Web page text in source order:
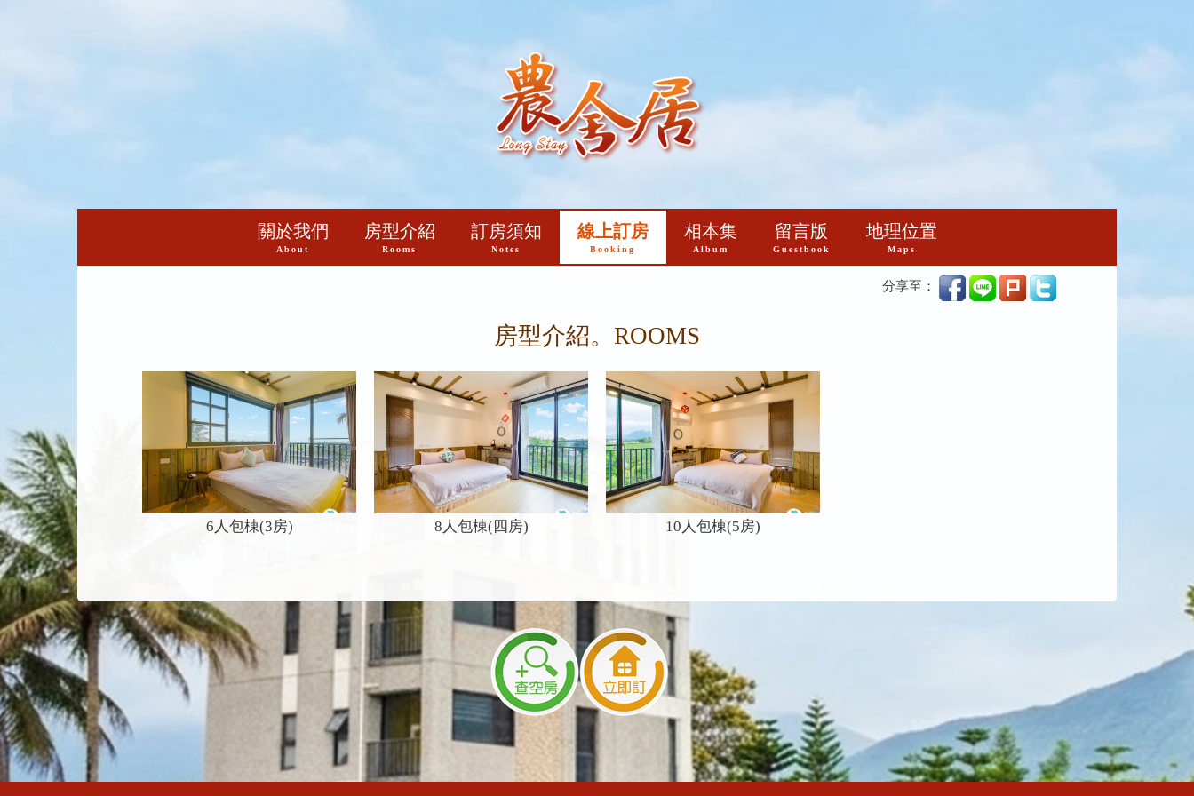
關於我們
About
房型介紹
Rooms
訂房須知
Notes
線上訂房
Booking
相本集
Album
留言版
Guestbook
地理位置
Maps
分享至：
房型介紹。ROOMS
6人包棟(3房) 8人包棟(四房) 10人包棟(5房)